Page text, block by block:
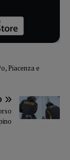
Piacenza e